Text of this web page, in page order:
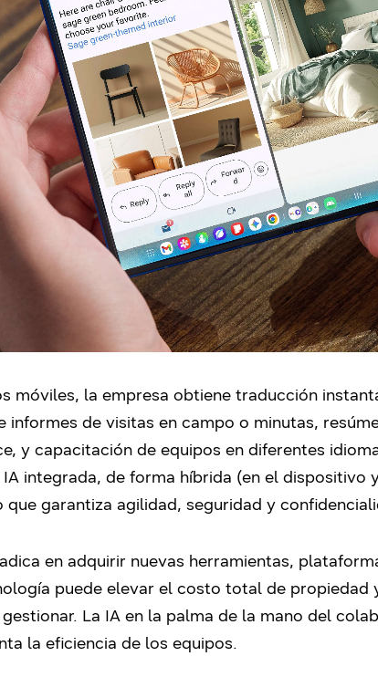
móviles, la empresa obtiene traducción
de visitas en campo o minutas,
y capacitación de equipos en diferentes
integrada, de forma híbrida (en el dispositivo
que garantiza agilidad, seguridad y
en adquirir nuevas herramientas,
puede elevar el costo total de propiedad
La IA en la palma de la mano del
la eficiencia de los equipos.